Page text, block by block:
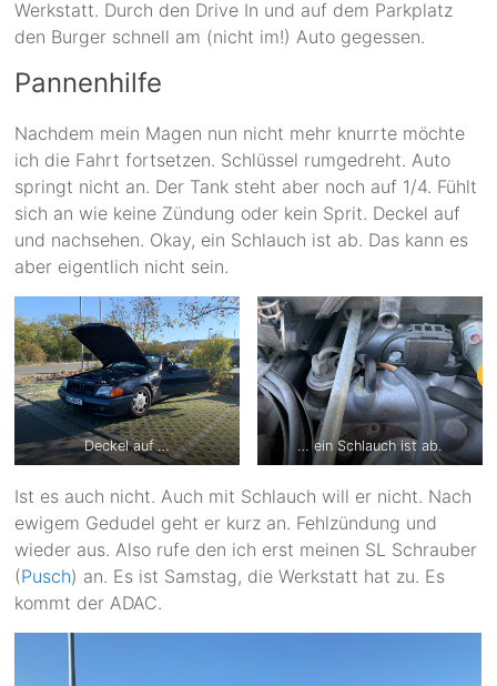
Werkstatt. Durch den Drive In und auf dem Parkplatz
den Burger schnell am (nicht im!) Auto gegessen.
Pannenhilfe
Nachdem mein Magen nun nicht mehr knurrte möchte
ich die Fahrt fortsetzen. Schlüssel rumgedreht. Auto
springt nicht an. Der Tank steht aber noch auf 1/4. Fühlt
sich an wie keine Zündung oder kein Sprit. Deckel auf
und nachsehen. Okay, ein Schlauch ist ab. Das kann es
aber eigentlich nicht sein.
Deckel auf … … ein Schlauch ist ab.
Ist es auch nicht. Auch mit Schlauch will er nicht. Nach
ewigem Gedudel geht er kurz an. Fehlzündung und
wieder aus. Also rufe den ich erst meinen SL Schrauber
(Pusch) an. Es ist Samstag, die Werkstatt hat zu. Es
kommt der ADAC.